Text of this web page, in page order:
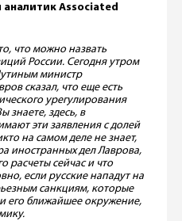
Associated
что можно назвать
России. Сегодня утром
министр
сказал, что еще есть
урегулирования
знаете, здесь, в
эти заявления с долей
на самом деле не знает,
иностранных дел Лаврова,
расчеты сейчас и что
если русские нападут на
санкциям, которые
его ближайшее окружение,